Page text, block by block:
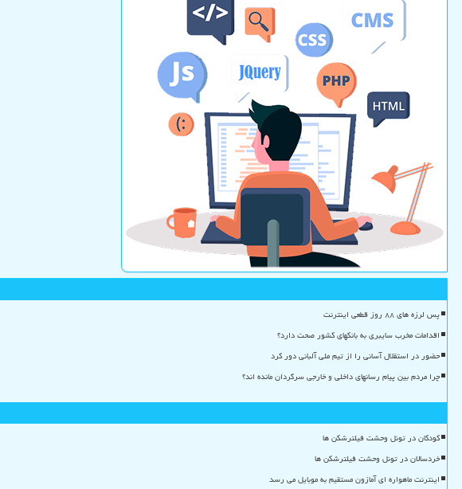
پس لرزه های ۸۸ روز قطعی اینترنت
اقدامات مخرب سایبری به بانکهای کشور صحت دارد؟
حضور در استقلال آسانی را از تیم ملی آلبانی دور کرد
چرا مردم بین پیام رسانهای داخلی و خارجی سرگردان مانده اند؟
کودکان در تونل وحشت فیلترشکن ها
خردسالان در تونل وحشت فیلترشکن ها
اینترنت ماهواره ای آمازون مستقیم به موبایل می رسد